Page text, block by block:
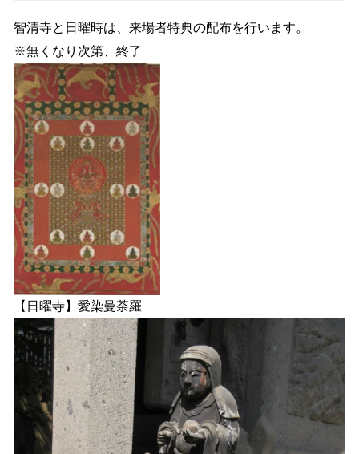
智清寺と日曜時は、来場者特典の配布を行います。
※無くなり次第、終了
【日曜寺】愛染曼荼羅